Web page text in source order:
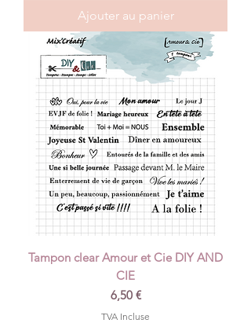
Ajouter au panier
Tampon clear Amour et Cie DIY AND
CIE
Prix
6,50 €
TVA Incluse